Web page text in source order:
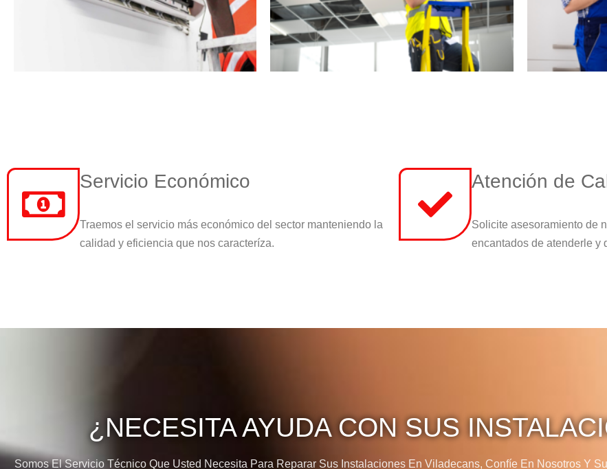
Servicio Económico
Traemos el servicio más económico del sector manteniendo la
calidad y eficiencia que nos caracteríza.
Atención de
Solicite asesoramiento de
encantados de atenderle y
¿NECESITA AYUDA CON SUS
Somos El Servicio Técnico Que Usted Necesita Para Reparar Sus Instalaciones En Viladecans, Confíe En Nosotros Y